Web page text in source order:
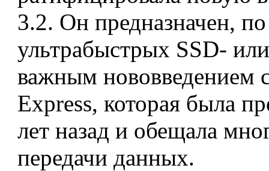
3.2. Он предназначен,
ультрабыстрых SSD-
важным нововведением
Express, которая была
лет назад и обещала
передачи данных.